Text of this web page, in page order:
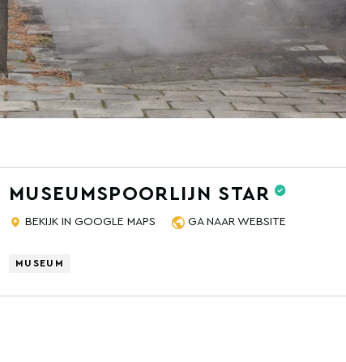
MUSEUMSPOORLIJN STAR
BEKIJK IN GOOGLE MAPS GA NAAR WEBSITE
MUSEUM